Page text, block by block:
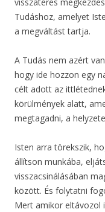
Tudáshoz, amelyet
a megváltást tartja.
A Tudás nem azért
hogy ide hozzon egy
célt adott az
körülmények alatt,
megtagadni, a
Isten arra törekszik,
állítson munkába,
visszacsinálásában
között. És folytatni
Mert amikor eltávozol